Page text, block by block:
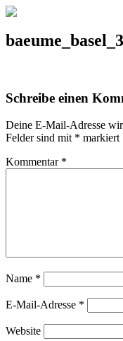
Schreibe einen
Deine E-Mail-Adresse
Felder sind mit * markiert
Kommentar *
Name *
E-Mail-Adresse *
Website